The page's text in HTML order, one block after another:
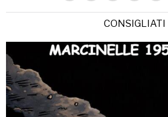
CONSIGLIATI